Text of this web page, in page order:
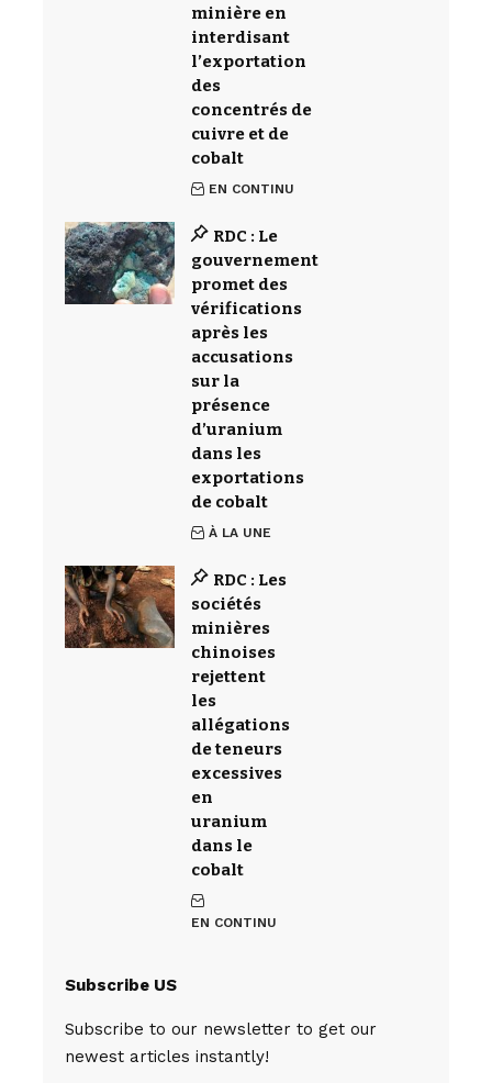
minière en
interdisant
l’exportation
des
concentrés de
cuivre et de
cobalt
EN CONTINU
RDC : Le
gouvernement
promet des
vérifications
après les
accusations
sur la
présence
d’uranium
dans les
exportations
de cobalt
À LA UNE
RDC : Les
sociétés
minières
chinoises
rejettent
les
allégations
de teneurs
excessives
en
uranium
dans le
cobalt
EN CONTINU
Subscribe US
Subscribe to our newsletter to get our
newest articles instantly!